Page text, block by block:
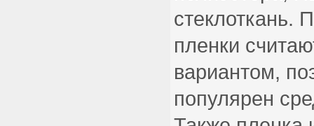
стеклоткань.
пленки
вариантом,
популярен